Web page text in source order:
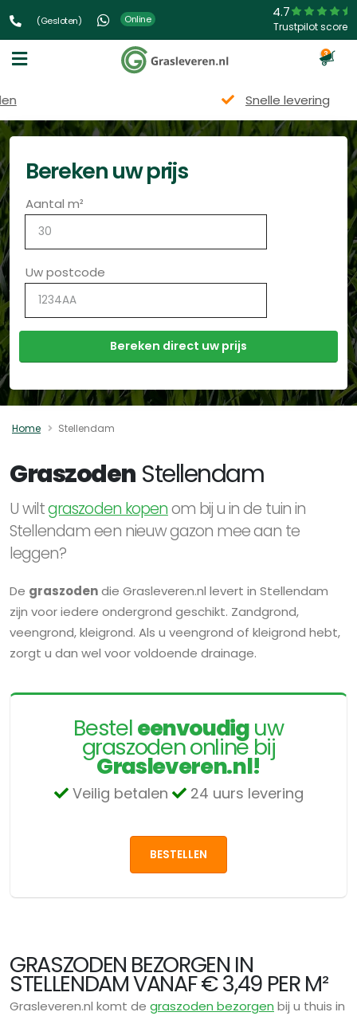
(Gesloten) Online 4.7
Trustpilot score
3
Snelle levering
Bereken uw prijs
Aantal m²
Uw postcode
Home Stellendam
Graszoden Stellendam
U wiltgraszoden kopenom bij u in de tuin in
Stellendam een nieuw gazon mee aan te
leggen?
De graszodendie Grasleveren.nl levert in Stellendam
zijn voor iedere ondergrond geschikt. Zandgrond,
veengrond, kleigrond. Als u veengrond of kleigrond hebt,
zorgt u dan wel voor voldoende drainage.
Besteleenvoudiguw
graszoden online bij
Grasleveren.nl!
Veilig betalen 24 uurs levering
BESTELLEN
GRASZODEN BEZORGEN IN
STELLENDAM VANAF € 3,49 PER M²
Grasleveren.nl komt de graszoden bezorgen bij u thuis in